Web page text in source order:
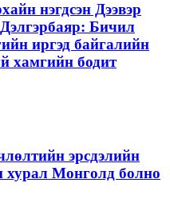
нэгдсэн Дээвэр
Бичил
иргэд байгалийн
хамгийн бодит
эрсдэлийн
хурал Монголд болно